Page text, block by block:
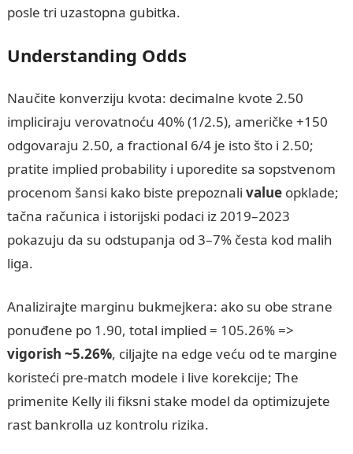
posle tri uzastopna gubitka.
Understanding Odds
Naučite konverziju kvota: decimalne kvote 2.50
impliciraju verovatnoću 40% (1/2.5), američke +150
odgovaraju 2.50, a fractional 6/4 je isto što i 2.50;
pratite implied probability i uporedite sa sopstvenom
procenom šansi kako biste prepoznali valueopklade;
tačna računica i istorijski podaci iz 2019–2023
pokazuju da su odstupanja od 3–7% česta kod malih
liga.
Analizirajte marginu bukmejkera: ako su obe strane
ponuđene po 1.90, total implied = 105.26% =>
vigorish ~5.26%, ciljajte na edge veću od te margine
koristeći pre-match modele i live korekcije; The
primenite Kelly ili fiksni stake model da optimizujete
rast bankrolla uz kontrolu rizika.